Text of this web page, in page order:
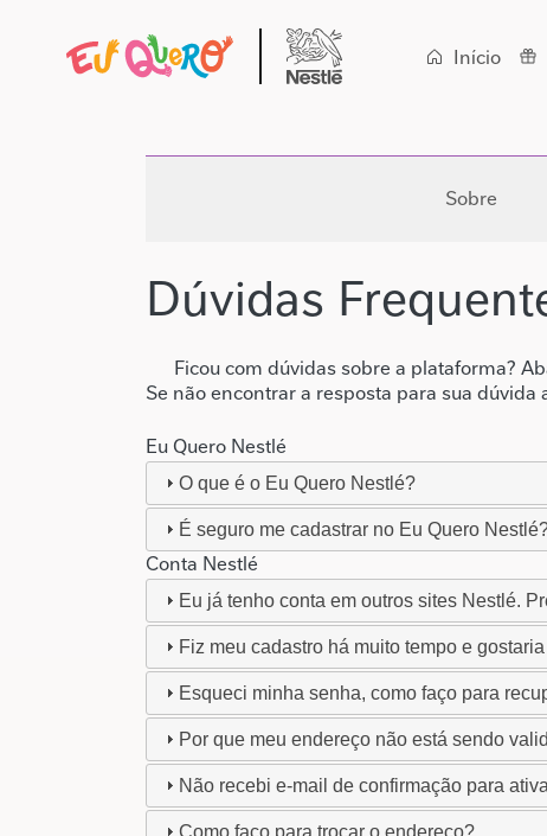
Início
Sobre
Dúvidas
Ficou com dúvidas sobre a plataforma?
Se não encontrar a resposta para sua
Eu Quero Nestlé
O que é o Eu Quero Nestlé?
É seguro me cadastrar no Eu Quero
Conta Nestlé
Eu já tenho conta em outros sites Nestlé.
Fiz meu cadastro há muito tempo e
Esqueci minha senha, como faço para
Por que meu endereço não está sendo
Não recebi e-mail de confirmação para
Como faço para trocar o endereço?